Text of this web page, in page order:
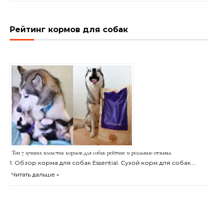
Рейтинг кормов для собак
Топ 7 лучших холистик кормов для собак рейтинг и реальные отзывы.
1. Обзор корма для собак Essential. Сухой корм для собак …
Читать дальше »